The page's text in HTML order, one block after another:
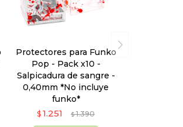
Protectores para Funko
Pop - Pack x10 -
Salpicadura de sangre -
0,40mm *No incluye
funko*
$ 1.251 $ 1.390